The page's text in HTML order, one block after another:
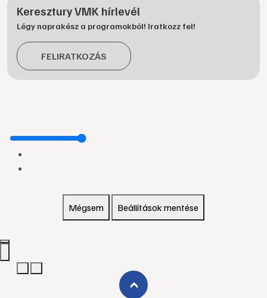
Keresztury VMK hírlevél
Légy naprakész a programokból! Iratkozz fel!
FELIRATKOZÁS
Mégsem Beállítások mentése
›